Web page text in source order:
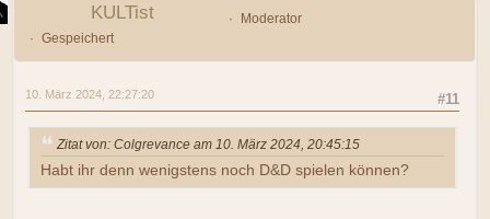
KULTist
Moderator
Gespeichert
#11
10. März 2024, 22:27:20
Zitat von: Colgrevance am 10. März 2024, 20:45:15
Habt ihr denn wenigstens noch D&D spielen können?